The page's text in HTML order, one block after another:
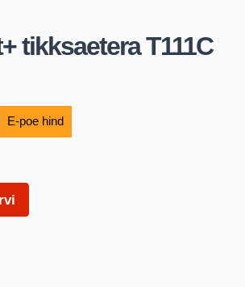
tikksaetera T111C